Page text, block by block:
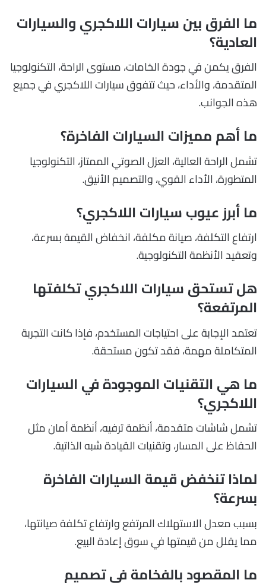
ما الفرق بين سيارات اللاكجري والسيارات
العادية؟
الفرق يكمن في جودة الخامات، مستوى الراحة، التكنولوجيا
المتقدمة، والأداء، حيث تتفوق سيارات اللاكجري في جميع
هذه الجوانب.
ما أهم مميزات السيارات الفاخرة؟
تشمل الراحة العالية، العزل الصوتي الممتاز، التكنولوجيا
المتطورة، الأداء القوي، والتصميم الأنيق.
ما أبرز عيوب سيارات اللاكجري؟
ارتفاع التكلفة، صيانة مكلفة، انخفاض القيمة بسرعة،
وتعقيد الأنظمة التكنولوجية.
هل تستحق سيارات اللاكجري تكلفتها
المرتفعة؟
تعتمد الإجابة على احتياجات المستخدم، فإذا كانت التجربة
المتكاملة مهمة، فقد تكون مستحقة.
ما هي التقنيات الموجودة في السيارات
اللاكجري؟
تشمل شاشات متقدمة، أنظمة ترفيه، أنظمة أمان مثل
الحفاظ على المسار، وتقنيات القيادة شبه الذاتية.
لماذا تنخفض قيمة السيارات الفاخرة
بسرعة؟
بسبب معدل الاستهلاك المرتفع وارتفاع تكلفة صيانتها،
مما يقلل من قيمتها في سوق إعادة البيع.
ما المقصود بالفخامة في تصميم